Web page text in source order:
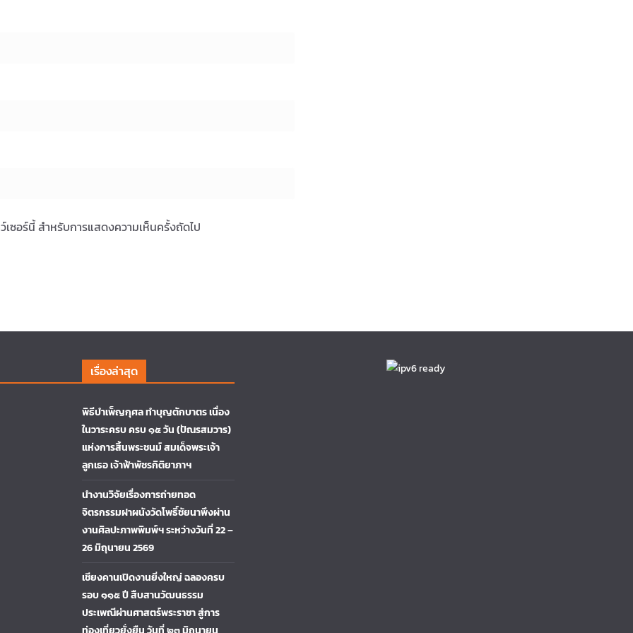
เซอร์นี้ สำหรับการแสดงความเห็นครั้งถัดไป
เรื่องล่าสุด
พิธีบำเพ็ญกุศล ทำบุญตักบาตร เนื่อง
ในวาระครบ ครบ ๑๕ วัน (ปัณรสมวาร)
แห่งการสิ้นพระชนม์ สมเด็จพระเจ้า
ลูกเธอ เจ้าฟ้าพัชรกิติยาภาฯ
นำงานวิจัยเรื่องการถ่ายทอด
จิตรกรรมฝาผนังวัดโพธิ์ชัยนาพึงผ่าน
งานศิลปะภาพพิมพ์ฯ ระหว่างวันที่ 22 –
26 มิถุนายน 2569
เชียงคานเปิดงานยิ่งใหญ่ ฉลองครบ
รอบ ๑๑๕ ปี สืบสานวัฒนธรรม
ประเพณีผ่านศาสตร์พระราชา สู่การ